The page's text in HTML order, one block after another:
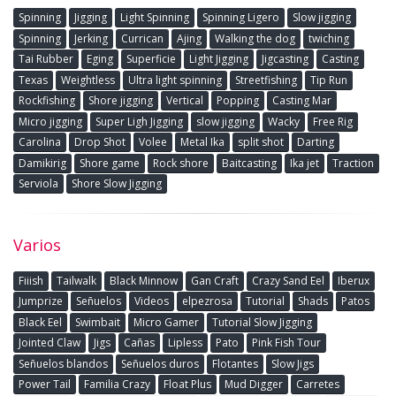
Spinning Jigging Light Spinning Spinning Ligero
Slow jigging
Spinning
Jerking Currican Ajing Walking the dog
twiching
Tai Rubber
Eging Superficie Light Jigging Jigcasting
Casting
Texas
Weightless Ultra light spinning Streetfishing
Tip Run
Rockfishing
Shore jigging Vertical Popping
Casting Mar
Micro jigging
Super Ligh Jigging slow jigging Wacky
Free Rig
Carolina
Drop Shot Volee Metal Ika split shot
Darting
Damikirig
Shore game Rock shore Baitcasting Ika jet
Traction
Serviola
Shore Slow Jigging
Varios
Fiiish Tailwalk Black Minnow Gan Craft Crazy Sand Eel
Iberux
Jumprize
Señuelos Videos elpezrosa Tutorial Shads
Patos
Black Eel
Swimbait Micro Gamer
Tutorial Slow Jigging
Jointed Claw
Jigs Cañas Lipless Pato
Pink Fish Tour
Señuelos blandos
Señuelos duros Flotantes
Slow Jigs
Power Tail
Familia Crazy Float Plus Mud Digger
Carretes